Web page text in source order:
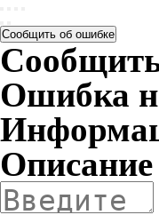
Сообщить об ошибке
Ошибка